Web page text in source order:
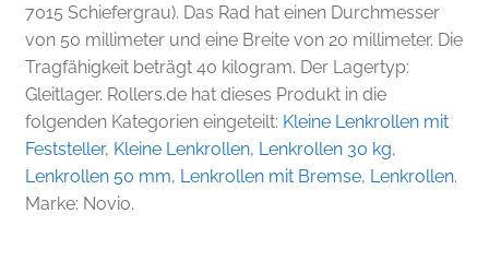
7015 Schiefergrau). Das Rad hat einen Durchmesser
von 50 millimeter und eine Breite von 20 millimeter. Die
Tragfähigkeit beträgt 40 kilogram. Der Lagertyp:
Gleitlager. Rollers.de hat dieses Produkt in die
folgenden Kategorien eingeteilt: Kleine Lenkrollen mit
Feststeller, Kleine Lenkrollen, Lenkrollen 30 kg,
Lenkrollen 50 mm, Lenkrollen mit Bremse, Lenkrollen.
Marke: Novio.